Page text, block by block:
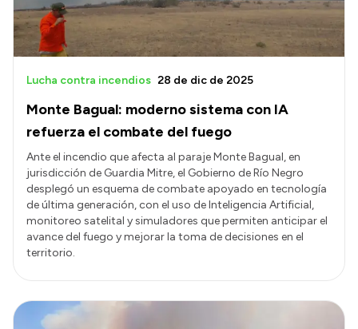
Monte Bagual: moderno sistema con IA
refuerza el combate del fuego
Lucha contra incendios 28 de dic de 2025
Ante el incendio que afecta al paraje Monte Bagual, en
jurisdicción de Guardia Mitre, el Gobierno de Río Negro
desplegó un esquema de combate apoyado en tecnología
de última generación, con el uso de Inteligencia Artificial,
monitoreo satelital y simuladores que permiten anticipar el
avance del fuego y mejorar la toma de decisiones en el
territorio.